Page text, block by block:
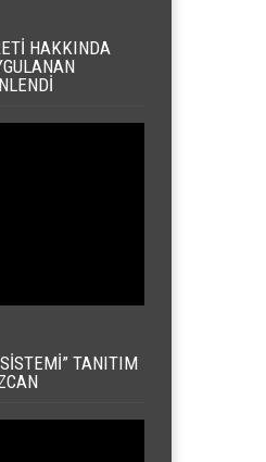
HAKKINDA
TANITIM